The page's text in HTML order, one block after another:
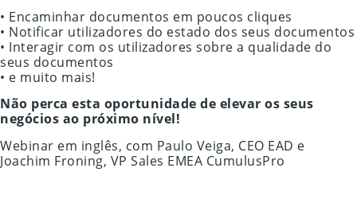
• Encaminhar documentos em poucos cliques
• Notificar utilizadores do estado dos seus documentos
• Interagir com os utilizadores sobre a qualidade do
seus documentos
• e muito mais!
Não perca esta oportunidade de elevar os seus
negócios ao próximo nível!
Webinar em inglês, com Paulo Veiga, CEO EAD e
Joachim Froning, VP Sales EMEA CumulusPro